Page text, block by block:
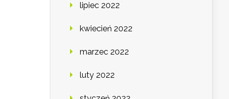
lipiec 2022
kwiecień 2022
marzec 2022
luty 2022